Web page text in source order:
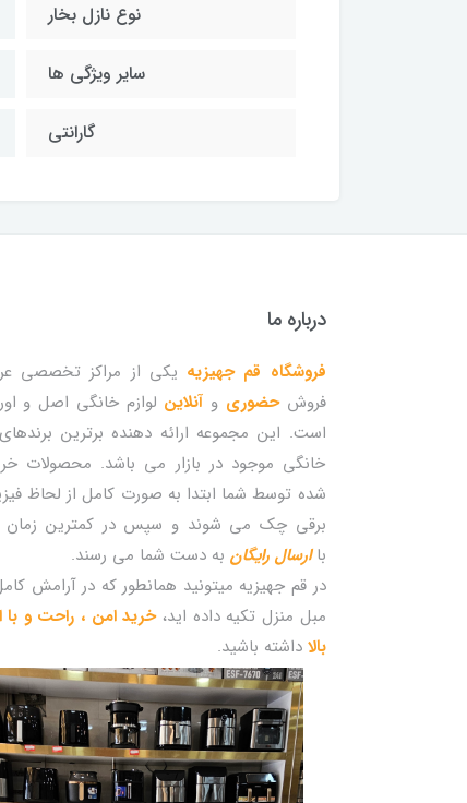
نوع نازل بخار
سایر ویژگی ها
گارانتی
درباره ما
فروشگاه قم جهیزیه یکی از مراکز تخصصی
فروشحضوری و آنلاین لوازم خانگی اصل و
است. این مجموعه ارائه دهنده برترین برندهای
خانگی موجود در بازار می باشد. محصولات
شده توسط شما ابتدا به صورت کامل از لحاظ
برقی چک می شوند و سپس در کمترین زمان
با ارسال رایگان به دست شما می رسند.
در قم جهیزیه میتونید همانطور که در آرامش
مبل منزل تکیه داده اید،خرید امن ، راحت و با
بالا داشته باشید.